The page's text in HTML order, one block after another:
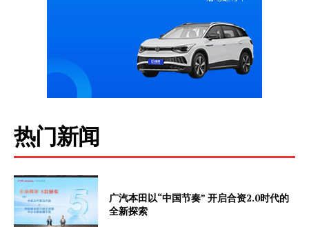
热门新闻
广汽本田以“中国节奏” 开启合资2.0时代的
全新探索